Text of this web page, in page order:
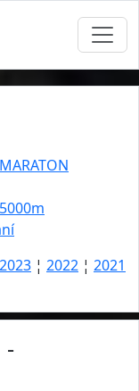
2023 ¦ 2022 ¦ 2021
-